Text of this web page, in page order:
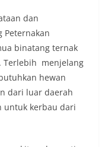
dan
Peternakan
binatang ternak
Terlebih menjelang
hewan
dari luar daerah
untuk kerbau dari